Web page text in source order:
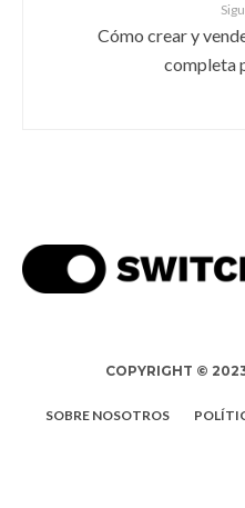
Cómo crear y
completa
COPYRIGHT ©
SOBRE NOSOTROS